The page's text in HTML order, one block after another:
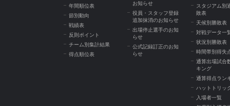
年間順位表
節別動向
戦績表
反則ポイント
チーム別集計結果
得点順位表
お知らせ
役員・スタッフ登録
追加抹消のお知らせ
出場停止選手のお知
らせ
公式記録訂正のお知
らせ
スタジアム別
敗表
天候別勝敗表
対戦データ一
状況別勝敗表
時間帯別得失
通算出場試合
キング
通算得点ラン
ハットトリッ
入場者一覧